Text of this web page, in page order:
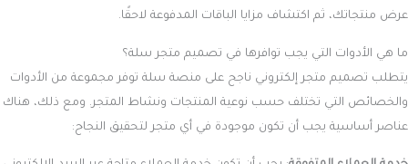
عرض منتجاتك، ثم اكتشاف مزايا الباقات المدفوعة لاحقًا.
ما هي الأدوات التي يجب توافرها في تصميم متجر سلة؟
يتطلب تصميم متجر إلكتروني ناجح على منصة سلة توفر مجموعة من الأدوات
والخصائص التي تختلف حسب نوعية المنتجات ونشاط المتجر. ومع ذلك، هناك
عناصر أساسية يجب أن تكون موجودة في أي متجر لتحقيق النجاح: